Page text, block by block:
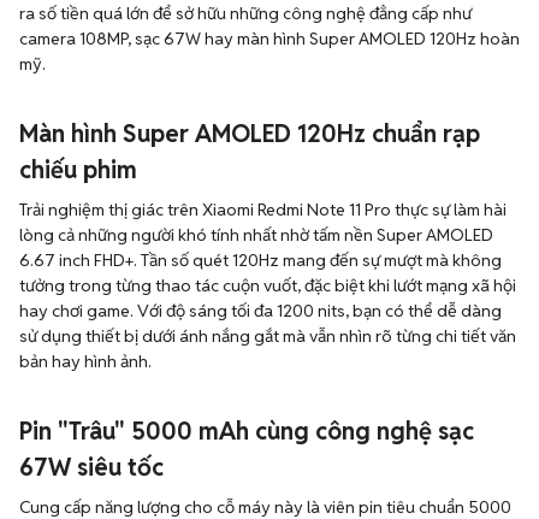
ra số tiền quá lớn để sở hữu những công nghệ đẳng cấp như
camera 108MP, sạc 67W hay màn hình Super AMOLED 120Hz hoàn
mỹ.
Màn hình Super AMOLED 120Hz chuẩn rạp
chiếu phim
Trải nghiệm thị giác trên Xiaomi Redmi Note 11 Pro thực sự làm hài
lòng cả những người khó tính nhất nhờ tấm nền Super AMOLED
6.67 inch FHD+. Tần số quét 120Hz mang đến sự mượt mà không
tưởng trong từng thao tác cuộn vuốt, đặc biệt khi lướt mạng xã hội
hay chơi game. Với độ sáng tối đa 1200 nits, bạn có thể dễ dàng
sử dụng thiết bị dưới ánh nắng gắt mà vẫn nhìn rõ từng chi tiết văn
bản hay hình ảnh.
Pin "Trâu" 5000 mAh cùng công nghệ sạc
67W siêu tốc
Cung cấp năng lượng cho cỗ máy này là viên pin tiêu chuẩn 5000